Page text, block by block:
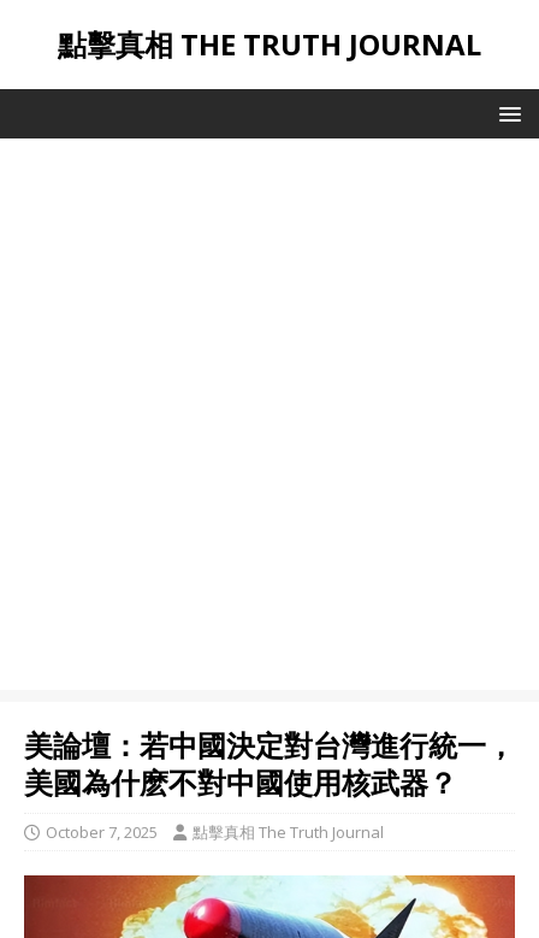
點擊真相 THE TRUTH JOURNAL
美論壇：若中國決定對台灣進行統一，
美國為什麽不對中國使用核武器？
October 7, 2025 點擊真相 The Truth Journal